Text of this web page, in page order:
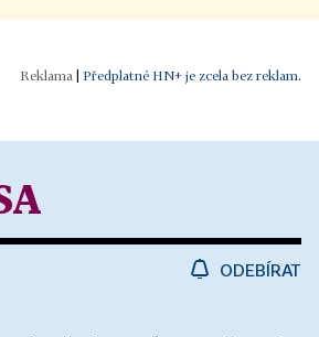
Předplatné HN+ je zcela bez reklam.
ODEBÍRAT